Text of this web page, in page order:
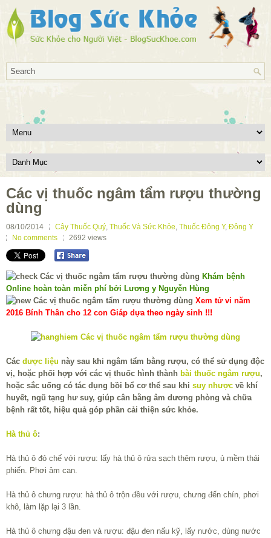
Các vị thuốc ngâm tẩm rượu thường
dùng
08/10/2014 Cây Thuốc Quý, Thuốc Và Sức Khỏe, Thuốc Đông Y, Đông Y
No comments
2692 views
Khám bệnh
Online hoàn toàn miễn phí bởi Lương y Nguyễn Hùng
Xem tử vi năm
2016 Bính Thân cho 12 con Giáp dựa theo ngày sinh !!!
Các dược liệu này sau khi ngâm tẩm bằng rượu, có thể sử dụng độc
vị, hoặc phối hợp với các vị thuốc hình thành bài thuốc ngâm rượu,
hoặc sắc uống có tác dụng bồi bổ cơ thể sau khi suy nhược về khí
huyết, ngũ tạng hư suy, giúp cân bằng âm dương phòng và chữa
bệnh rất tốt, hiệu quả góp phần cải thiện sức khỏe.
Hà thủ ô:
Hà thủ ô đỏ chế với rượu: lấy hà thủ ô rửa sạch thêm rượu, ủ mềm thái
phiến. Phơi âm can.
Hà thủ ô chưng rượu: hà thủ ô trộn đều với rượu, chưng đến chín, phơi
khô, làm lặp lại 3 lần.
Hà thủ ô chưng đậu đen và rượu: đậu đen nấu kỹ, lấy nước, dùng nước